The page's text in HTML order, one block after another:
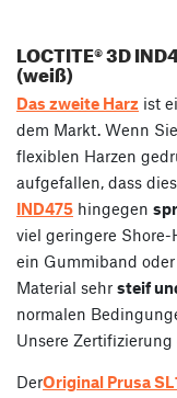
LOCTITE® 3D
(weiß)
Das zweite Harz ist
dem Markt. Wenn
flexiblen Harzen
aufgefallen, dass
IND475 hingegen
viel geringere Shore-
ein Gummiband
Material sehr steif
normalen
Unsere
DerOriginal Prusa